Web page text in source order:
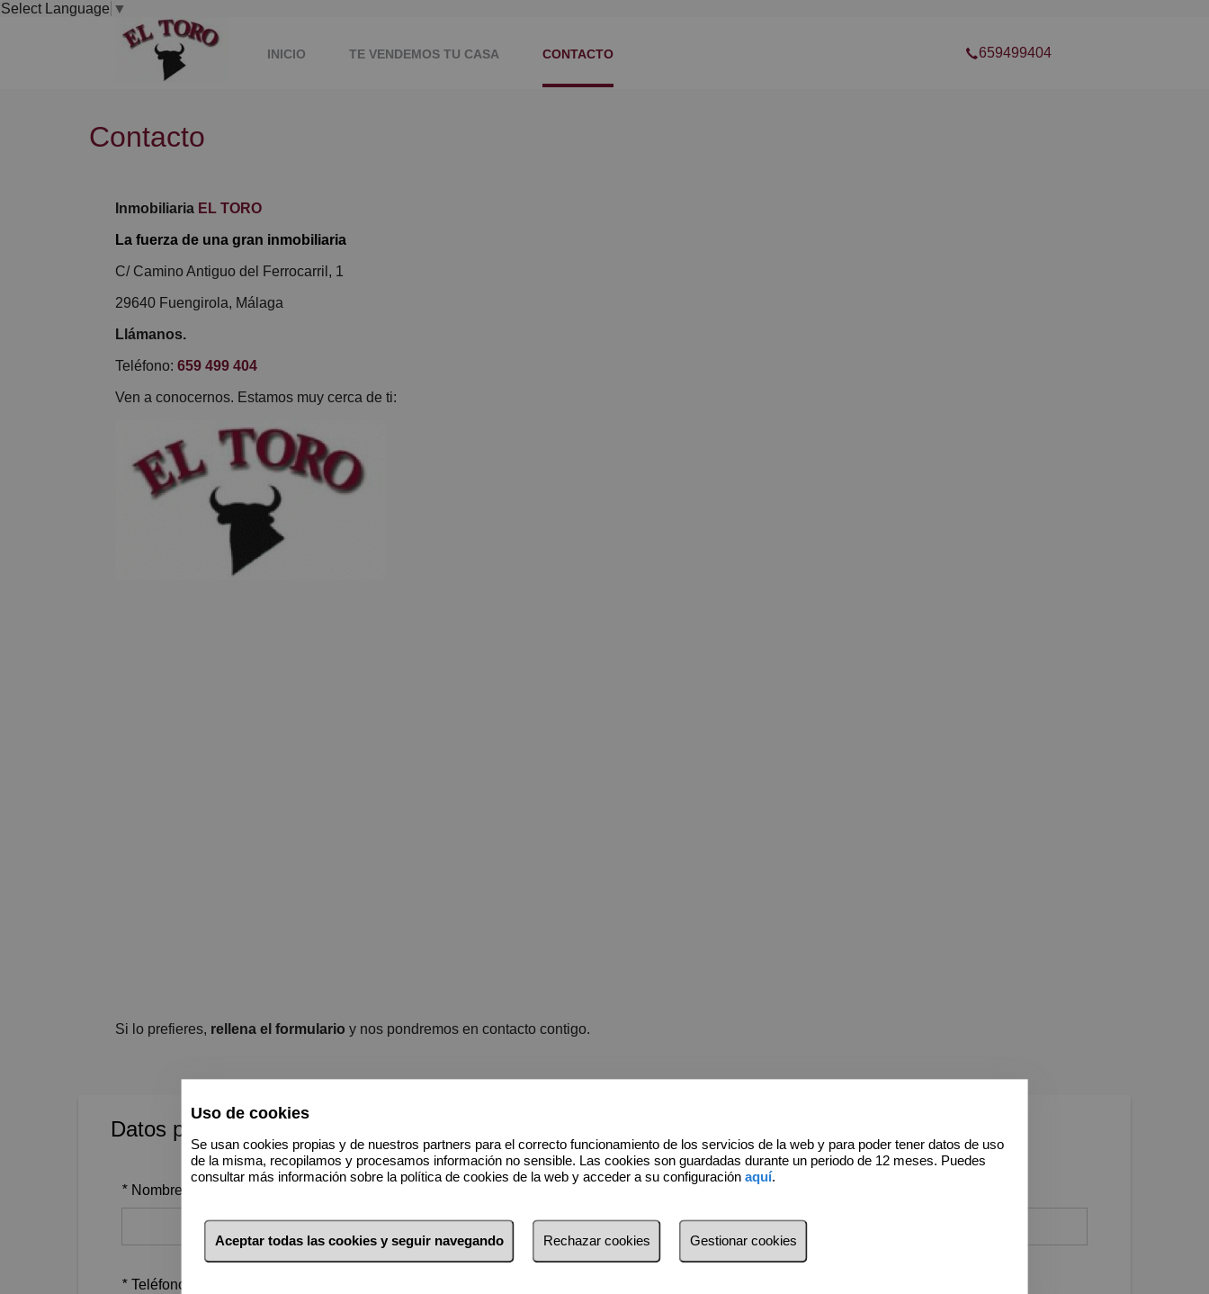
Select Language ▼
INICIO TE VENDEMOS TU CASA CONTACTO 659499404
Contacto
Inmobiliaria EL TORO
La fuerza de una gran inmobiliaria
C/ Camino Antiguo del Ferrocarril, 1
29640 Fuengirola, Málaga
Llámanos.
Teléfono: 659 499 404
Ven a conocernos. Estamos muy cerca de ti:
Si lo prefieres, rellena el formulario y nos pondremos en contacto contigo.
Datos personales
* Nombre
* Teléfono
Uso de cookies
Se usan cookies propias y de nuestros partners para el correcto funcionamiento de los servicios de la web y para poder tener datos de uso
de la misma, recopilamos y procesamos información no sensible. Las cookies son guardadas durante un periodo de 12 meses. Puedes
consultar más información sobre la política de cookies de la web y acceder a su configuración aquí.
Aceptar todas las cookies y seguir navegando Rechazar cookies Gestionar cookies